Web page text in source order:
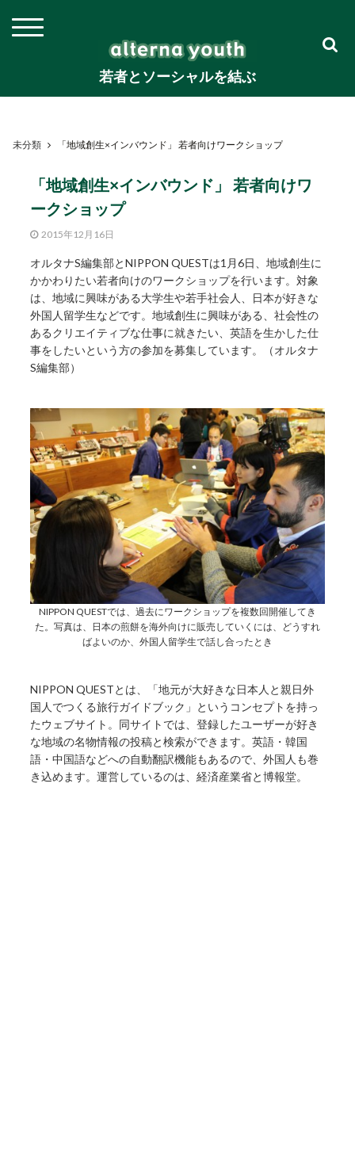
若者とソーシャルを結ぶ
未分類 「地域創生×インバウンド」 若者向けワークショップ
「地域創生×インバウンド」 若者向けワ
ークショップ
2015年12月16日
オルタナS編集部とNIPPON QUESTは1月6日、地域創生に
かかわりたい若者向けのワークショップを行います。対象
は、地域に興味がある大学生や若手社会人、日本が好きな
外国人留学生などです。地域創生に興味がある、社会性の
あるクリエイティブな仕事に就きたい、英語を生かした仕
事をしたいという方の参加を募集しています。（オルタナ
S編集部）
NIPPON QUESTでは、過去にワークショップを複数回開催してき
た。写真は、日本の煎餅を海外向けに販売していくには、どうすれ
ばよいのか、外国人留学生で話し合ったとき
NIPPON QUESTとは、「地元が大好きな日本人と親日外
国人でつくる旅行ガイドブック」というコンセプトを持っ
たウェブサイト。同サイトでは、登録したユーザーが好き
な地域の名物情報の投稿と検索ができます。英語・韓国
語・中国語などへの自動翻訳機能もあるので、外国人も巻
き込めます。運営しているのは、経済産業省と博報堂。